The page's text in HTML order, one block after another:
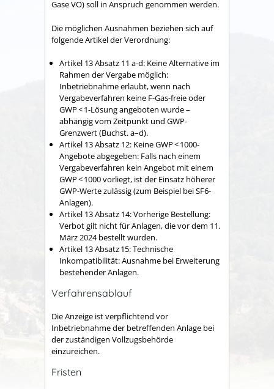
Gase VO) soll in Anspruch genommen werden.
Die möglichen Ausnahmen beziehen sich auf
folgende Artikel der Verordnung:
Artikel 13 Absatz 11 a-d: Keine Alternative im
Rahmen der Vergabe möglich:
Inbetriebnahme erlaubt, wenn nach
Vergabeverfahren keine F-Gas-freie oder
GWP < 1-Lösung angeboten wurde –
abhängig vom Zeitpunkt und GWP-
Grenzwert (Buchst. a–d).
Artikel 13 Absatz 12: Keine GWP < 1000-
Angebote abgegeben: Falls nach einem
Vergabeverfahren kein Angebot mit einem
GWP < 1000 vorliegt, ist der Einsatz höherer
GWP-Werte zulässig (zum Beispiel bei SF6-
Anlagen).
Artikel 13 Absatz 14: Vorherige Bestellung:
Verbot gilt nicht für Anlagen, die vor dem 11.
März 2024 bestellt wurden.
Artikel 13 Absatz 15: Technische
Inkompatibilität: Ausnahme bei Erweiterung
bestehender Anlagen.
Verfahrensablauf
Die Anzeige ist verpflichtend vor
Inbetriebnahme der betreffenden Anlage bei
der zuständigen Vollzugsbehörde
einzureichen.
Fristen